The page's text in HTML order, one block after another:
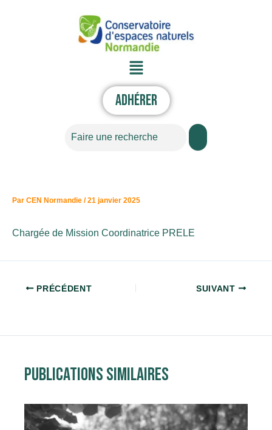
Menu
Adhérer
Par CEN Normandie /21 janvier 2025
Chargée de Mission Coordinatrice PRELE
PRÉCÉDENT SUIVANT
Publications similaires